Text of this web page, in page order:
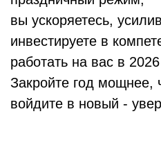
вы ускоряетесь,
инвестируете в
работать на вас в 2026
Закройте год мощнее,
войдите в новый -